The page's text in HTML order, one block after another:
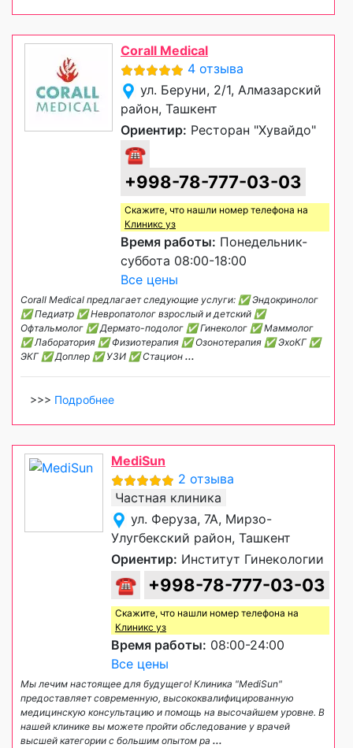
Corall Medical
4 отзыва
ул. Беруни, 2/1, Алмазарский
район, Ташкент
Ориентир: Ресторан "Хувайдо"
☎
+998-78-777-03-03
Скажите, что нашли номер телефона на
Клиникс уз
Время работы: Понедельник-
суббота 08:00-18:00
Все цены
Corall Medical предлагает следующие услуги: ✅ Эндокринолог
✅ Педиатр ✅ Невропатолог взрослый и детский ✅
Офтальмолог ✅ Дермато-подолог ✅ Гинеколог ✅ Маммолог
✅ Лаборатория ✅ Физиотерапия ✅ Озонотерапия ✅ ЭхоКГ ✅
ЭКГ ✅ Доплер ✅ УЗИ ✅ Стацион ...
>>> Подробнее
MediSun
2 отзыва
Частная клиника
ул. Феруза, 7А, Мирзо-
Улугбекский район, Ташкент
Ориентир: Институт Гинекологии
☎ +998-78-777-03-03
Скажите, что нашли номер телефона на
Клиникс уз
Время работы: 08:00-24:00
Все цены
Мы лечим настоящее для будущего! Клиника "MediSun"
предоставляет современную, высококвалифицированную
медицинскую консультацию и помощь на высочайшем уровне. В
нашей клинике вы можете пройти обследование у врачей
высшей категории с большим опытом ра ...